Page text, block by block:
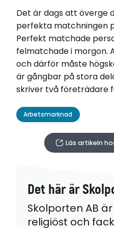
Det är dags att överge
perfekta matchningen
Perfekt matchade
felmatchade i morgon.
och därför måste
är gångbar på stora
skriver två företrädare
Arbetsmarknad
Läs artikeln
Det här är
Skolporten AB
religiöst och